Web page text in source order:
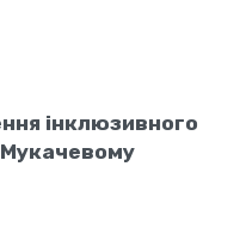
інклюзивного